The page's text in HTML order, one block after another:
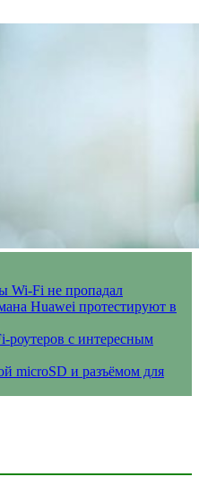
Wi-Fi не пропадал
Huawei протестируют в
роутеров с интересным
microSD и разъёмом для